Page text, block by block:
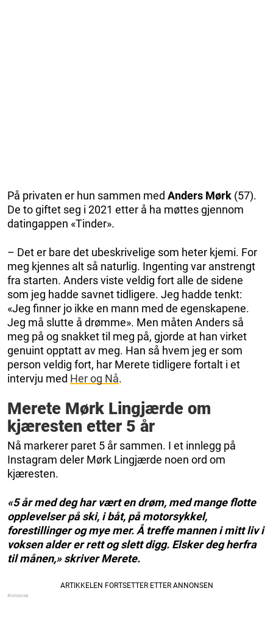
På privaten er hun sammen med Anders Mørk (57).
De to giftet seg i 2021 etter å ha møttes gjennom
datingappen «Tinder».
– Det er bare det ubeskrivelige som heter kjemi. For
meg kjennes alt så naturlig. Ingenting var anstrengt
fra starten. Anders viste veldig fort alle de sidene
som jeg hadde savnet tidligere. Jeg hadde tenkt:
«Jeg finner jo ikke en mann med de egenskapene.
Jeg må slutte å drømme». Men måten Anders så
meg på og snakket til meg på, gjorde at han virket
genuint opptatt av meg. Han så hvem jeg er som
person veldig fort, har Merete tidligere fortalt i et
intervju med Her og Nå.
Merete Mørk Lingjærde om
kjæresten etter 5 år
Nå markerer paret 5 år sammen. I et innlegg på
Instagram deler Mørk Lingjærde noen ord om
kjæresten.
«5 år med deg har vært en drøm, med mange flotte
opplevelser på ski, i båt, på motorsykkel,
forestillinger og mye mer. Å treffe mannen i mitt liv i
voksen alder er rett og slett digg. Elsker deg herfra
til månen,» skriver Merete.